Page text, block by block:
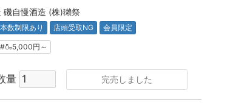
磯自慢酒造 (株)獺祭
本数制限あり 店頭受取NG 会員限定
#🍶5,000円～
量 完売しました